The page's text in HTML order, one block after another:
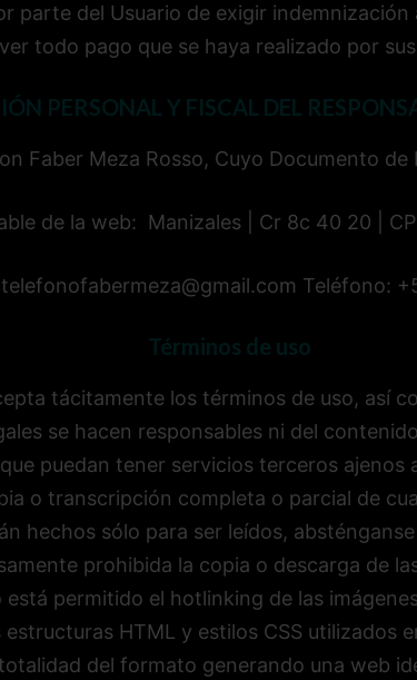
parte del Usuario de exigir
todo pago que se haya realizado por
PERSONAL Y FISCAL DEL
Faber Meza Rosso, Cuyo Documento
de la web: Manizales | Cr 8c 40 20 |
Teléfono:
Términos de uso
tácitamente los términos de uso, así
se hacen responsables ni del
que puedan tener servicios terceros ajenos
o transcripción completa o parcial de
hechos sólo para ser leídos,
prohibida la copia o descarga de
está permitido el hotlinking de las
HTML y estilos CSS utilizados
del formato generando una web